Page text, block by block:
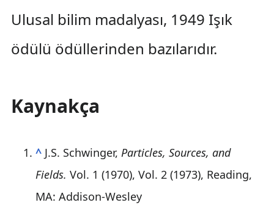
Ulusal bilim madalyası, 1949 Işık
ödülü ödüllerinden bazılarıdır.
Kaynakça
^ J.S. Schwinger, Particles, Sources, and
Fields. Vol. 1 (1970), Vol. 2 (1973), Reading,
MA: Addison-Wesley